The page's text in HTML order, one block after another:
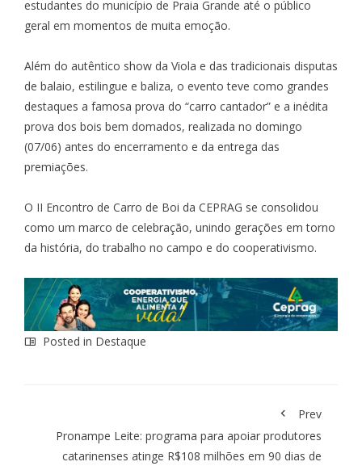
estudantes do município de Praia Grande até o público
geral em momentos de muita emoção.
Além do autêntico show da Viola e das tradicionais disputas
de balaio, estilingue e baliza, o evento teve como grandes
destaques a famosa prova do “carro cantador” e a inédita
prova dos bois bem domados, realizada no domingo
(07/06) antes do encerramento e da entrega das
premiações.
O II Encontro de Carro de Boi da CEPRAG se consolidou
como um marco de celebração, unindo gerações em torno
da história, do trabalho no campo e do cooperativismo.
Posted in Destaque
Prev
Pronampe Leite: programa para apoiar produtores
catarinenses atinge R$108 milhões em 90 dias de